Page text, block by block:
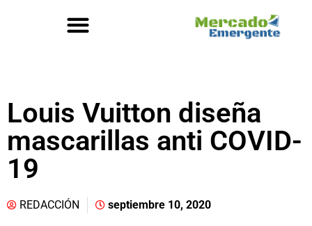
Louis Vuitton diseña
mascarillas anti COVID-
19
REDACCIÓN septiembre 10, 2020